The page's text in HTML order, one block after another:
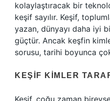
kolaylaştıracak bir
keşif sayılır. Keşif,
yazan, dünyayı daha iyi
güçtür. Ancak keşfin
sorusu, tarihi boyunca
KEŞIF KIMLER
Keşif, çoğu zaman